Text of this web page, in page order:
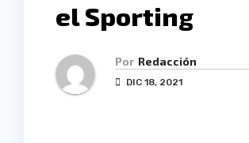
el Sporting
Por Redacción
DIC 18, 2021